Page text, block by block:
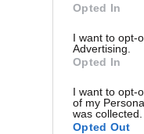
Opted In
I want to opt-
Advertising.
Opted In
I want to opt-
of my
was collected.
Opted Out